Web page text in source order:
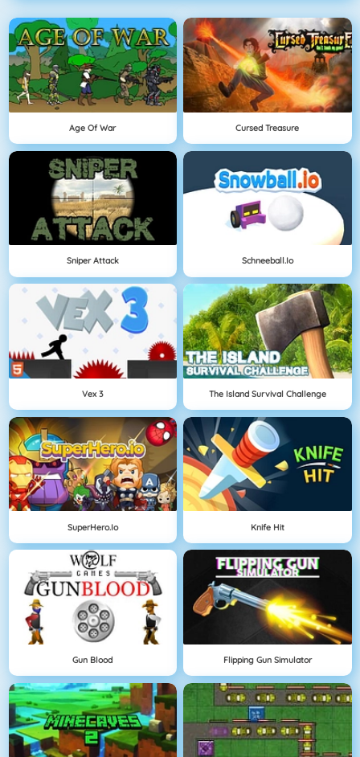
Age Of War Cursed Treasure
Sniper Attack Schneeball.io
Vex 3 The Island Survival Challenge
SuperHero.io Knife Hit
Gun Blood Flipping Gun Simulator